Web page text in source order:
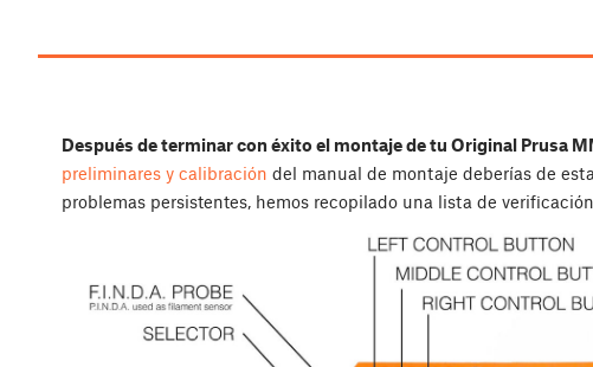
Después de terminar con éxito el montaje de tu Original Prusa
preliminares y calibración del manual de montaje deberías de
problemas persistentes, hemos recopilado una lista de